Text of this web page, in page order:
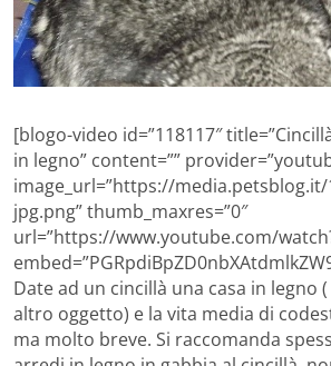
[blogo-video id=”118117″
in legno” content=””
image_url=”https://
jpg.png” thumb_maxres=”0″
url=”https://www.youtube.com/
Date ad un cincillà una casa in legno
altro oggetto) e la vita media di
ma molto breve. Si raccomanda